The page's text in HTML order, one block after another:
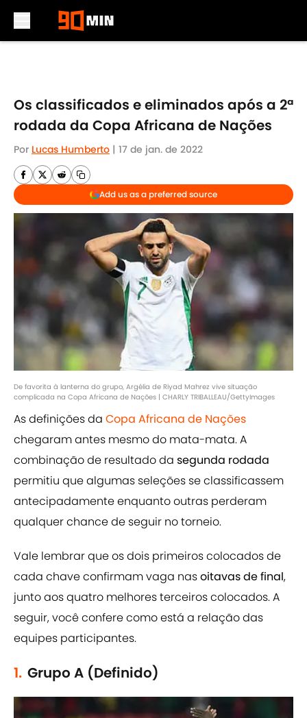
Os classificados e eliminados após a 2ª
rodada da Copa Africana de Nações
Por Lucas Humberto | 17 de jan. de 2022
Add us as a preferred source
De favorita à lanterna do grupo, Argélia de Riyad Mahrez vive situação
complicada na Copa Africana de Nações | CHARLY TRIBALLEAU/GettyImages
As definições da Copa Africana de Nações
chegaram antes mesmo do mata-mata. A
combinação de resultado da segunda rodada
permitiu que algumas seleções se classificassem
antecipadamente enquanto outras perderam
qualquer chance de seguir no torneio.
Vale lembrar que os dois primeiros colocados de
cada chave confirmam vaga nasoitavas de final,
junto aos quatro melhores terceiros colocados. A
seguir, você confere como está a relação das
equipes participantes.
1. Grupo A (Definido)